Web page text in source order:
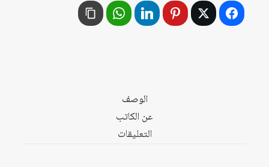
العربية
الوصف
عن الكاتب
التعليقات